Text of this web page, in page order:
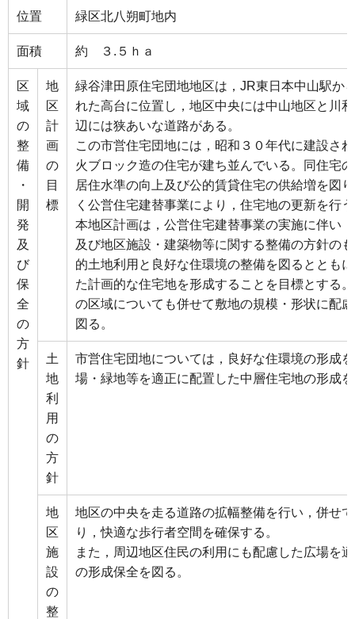
位置 緑区北八朔町地内
面積 約 ３.５ｈａ
区
域
の
整
備
・
開
発
及
び
保
全
の
方
針
地
区
計
画
の
目
標
緑谷津田原住宅団地地区は，JR東日本中山駅か
れた高台に位置し，地区中央には中山地区と川
辺には狭あいな道路がある。
この市営住宅団地には，昭和３０年代に建設さ
火ブロック造の住宅が建ち並んでいる。同住宅
居住水準の向上及び公的賃貸住宅の供給増を図
く公営住宅建替事業により，住宅地の更新を行
本地区計画は，公営住宅建替事業の実施に伴い
及び地区施設・建築物等に関する整備の方針の
的土地利用と良好な住環境の整備を図るととも
た計画的な住宅地を形成することを目標とする
の区域についても併せて敷地の規模・形状に配
図る。
土
地
利
用
の
方
針
市営住宅団地については，良好な住環境の形成
場・緑地等を適正に配置した中層住宅地の形成
地
区
施
設
の
整
地区の中央を走る道路の拡幅整備を行い，併せ
り，快適な歩行者空間を確保する。
また，周辺地区住民の利用にも配慮した広場を
の形成保全を図る。